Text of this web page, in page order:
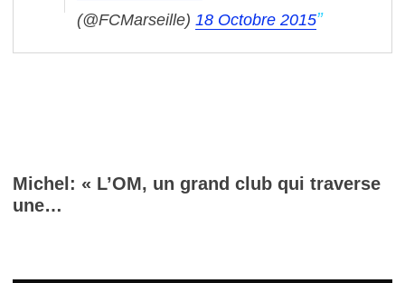
(@FCMarseille) 18 Octobre 2015
Michel: « L’OM, un grand club qui traverse
une…